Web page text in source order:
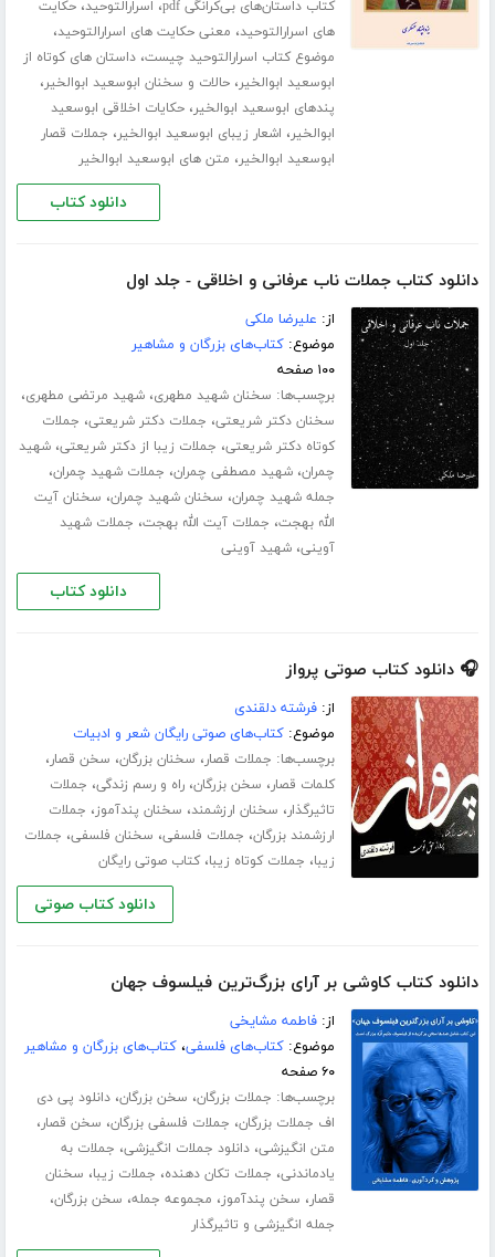
کتاب داستان‌های بی‌کرانگی pdf ، اسرارالتوحید،حکایت
های اسرارالتوحید، معنی حکایت های اسرارالتوحید،
موضوع کتاب اسرارالتوحید چیست،داستان های کوتاه از
ابوسعید ابوالخیر،حالات و سخنان ابوسعید ابوالخیر،
پندهای ابوسعید ابوالخیر،حکایات اخلاقی ابوسعید
ابوالخیر، اشعار زیبای ابوسعید ابوالخیر، جملات قصار
ابوسعید ابوالخیر، متن های ابوسعید ابوالخیر
دانلود کتاب
دانلود کتاب جملات ناب عرفانی و اخلاقی - جلد اول
از: علیرضا ملکی
موضوع:کتاب‌های بزرگان و مشاهیر
۱۰۰ صفحه
برچسب‌ها: سخنان شهید مطهری،شهید مرتضی مطهری،
سخنان دکتر شریعتی، جملات دکتر شریعتی، جملات
کوتاه دکتر شریعتی، جملات زیبا از دکتر شریعتی،شهید
چمران،شهید مصطفی چمران، جملات شهید چمران،
جمله شهید چمران، سخنان شهید چمران، سخنان آیت
الله بهجت، جملات آیت الله بهجت، جملات شهید
آوینی،شهید آوینی
دانلود کتاب
🎧 دانلود کتاب صوتی پرواز
از:فرشته دلقندی
موضوع:کتاب‌های صوتی رایگان شعر و ادبیات
برچسب‌ها: جملات قصار، سخنان بزرگان، سخن قصار،
کلمات قصار، سخن بزرگان،راه و رسم زندگی، جملات
تاثیرگذار، سخنان ارزشمند، سخنان پندآموز، جملات
ارزشمند بزرگان، جملات فلسفی، سخنان فلسفی، جملات
زیبا، جملات کوتاه زیبا،کتاب صوتی رایگان
دانلود کتاب صوتی
دانلود کتاب کاوشی بر آرای بزرگ‌ترین فیلسوف جهان
از:فاطمه مشایخی
موضوع:کتاب‌های فلسفی،کتاب‌های بزرگان و مشاهیر
۶۰ صفحه
برچسب‌ها: جملات بزرگان، سخن بزرگان،دانلود پی دی
اف جملات بزرگان، جملات فلسفی بزرگان، سخن قصار،
متن انگیزشی،دانلود جملات انگیزشی، جملات به
یادماندنی، جملات تکان دهنده، جملات زیبا، سخنان
قصار، سخن پندآموز، مجموعه جمله، سخن بزرگان،
جمله انگیزشی و تاثیرگذار